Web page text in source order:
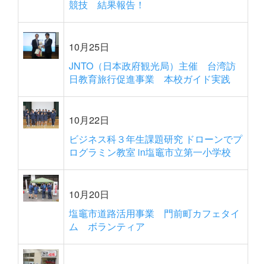
競技 結果報告！
10月25日
JNTO（日本政府観光局）主催 台湾訪
日教育旅行促進事業 本校ガイド実践
10月22日
ビジネス科３年生課題研究 ドローンでプ
ログラミン教室 in塩竈市立第一小学校
10月20日
塩竈市道路活用事業 門前町カフェタイ
ム ボランティア